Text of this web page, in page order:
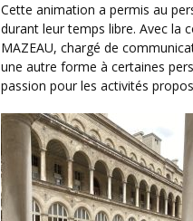
Cette animation a permis au personnel de vivre un moment de divertissement et de détente
durant leur temps libre. Avec la
MAZEAU, chargé de
une autre forme à certaines
passion pour les activités